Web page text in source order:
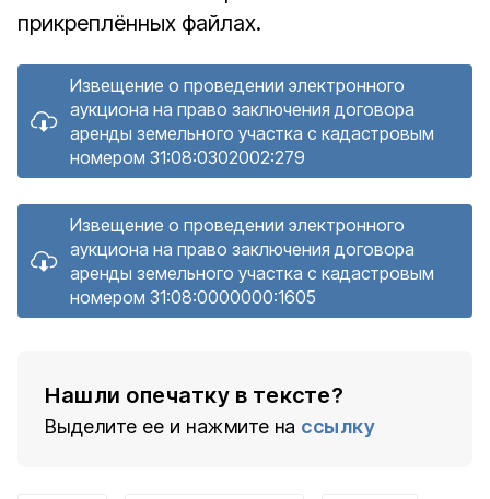
прикреплённых файлах.
Извещение о проведении электронного
аукциона на право заключения договора
аренды земельного участка с кадастровым
номером 31:08:0302002:279
Извещение о проведении электронного
аукциона на право заключения договора
аренды земельного участка с кадастровым
номером 31:08:0000000:1605
Нашли опечатку в тексте?
Выделите ее и нажмите на ссылку